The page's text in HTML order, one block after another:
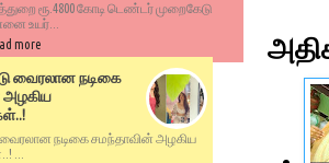
ரூ.4800 கோடி டெண்டர் முறைகேடு
உயர்...
more
வைரலான நடிகை
அழகிய
வைரலான நடிகை சமந்தாவின் அழகிய
...